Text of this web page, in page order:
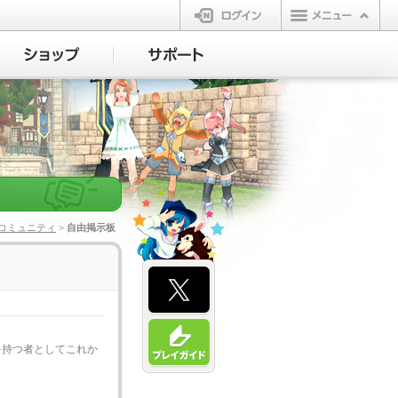
ログイン
コミュニティ > 自由掲示板
つ者としてこれか